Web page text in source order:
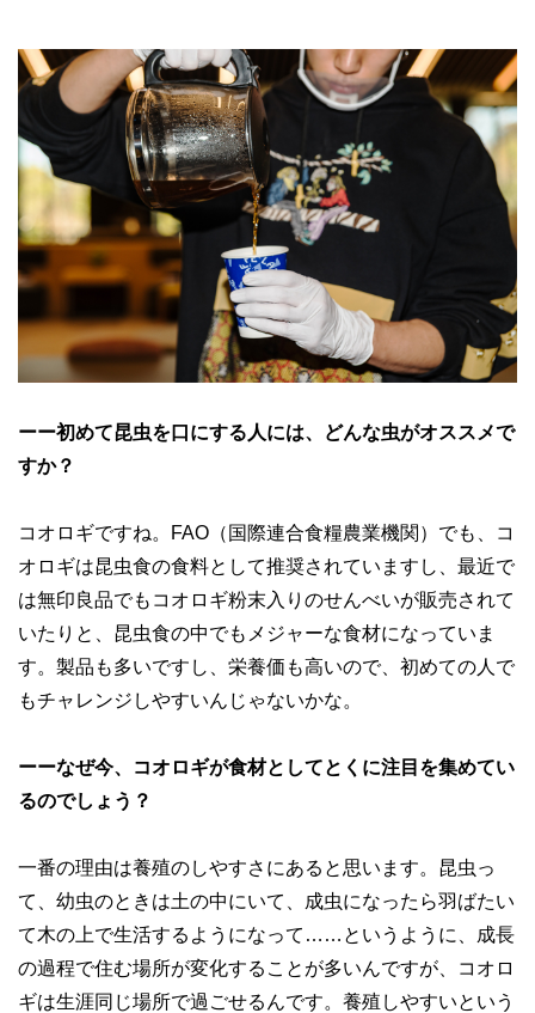
ーー初めて昆虫を口にする人には、どんな虫がオススメで
すか？
コオロギですね。FAO（国際連合食糧農業機関）でも、コ
オロギは昆虫食の食料として推奨されていますし、最近で
は無印良品でもコオロギ粉末入りのせんべいが販売されて
いたりと、昆虫食の中でもメジャーな食材になっていま
す。製品も多いですし、栄養価も高いので、初めての人で
もチャレンジしやすいんじゃないかな。
ーーなぜ今、コオロギが食材としてとくに注目を集めてい
るのでしょう？
一番の理由は養殖のしやすさにあると思います。昆虫っ
て、幼虫のときは土の中にいて、成虫になったら羽ばたい
て木の上で生活するようになって……というように、成長
の過程で住む場所が変化することが多いんですが、コオロ
ギは生涯同じ場所で過ごせるんです。養殖しやすいという